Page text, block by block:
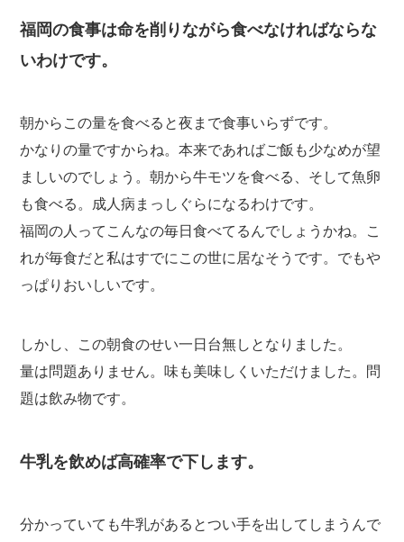
福岡の食事は命を削りながら食べなければならな
いわけです。
朝からこの量を食べると夜まで食事いらずです。
かなりの量ですからね。本来であればご飯も少なめが望
ましいのでしょう。朝から牛モツを食べる、そして魚卵
も食べる。成人病まっしぐらになるわけです。
福岡の人ってこんなの毎日食べてるんでしょうかね。こ
れが毎食だと私はすでにこの世に居なそうです。でもや
っぱりおいしいです。
しかし、この朝食のせい一日台無しとなりました。
量は問題ありません。味も美味しくいただけました。問
題は飲み物です。
牛乳を飲めば高確率で下します。
分かっていても牛乳があるとつい手を出してしまうんで